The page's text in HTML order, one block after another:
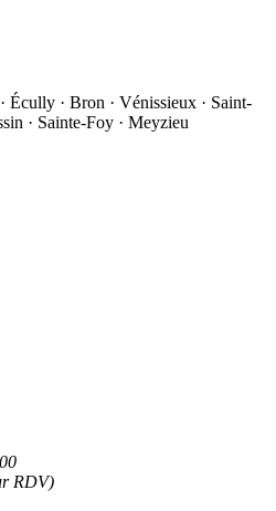
Écully · Bron · Vénissieux · Saint-
· Sainte-Foy · Meyzieu
RDV)